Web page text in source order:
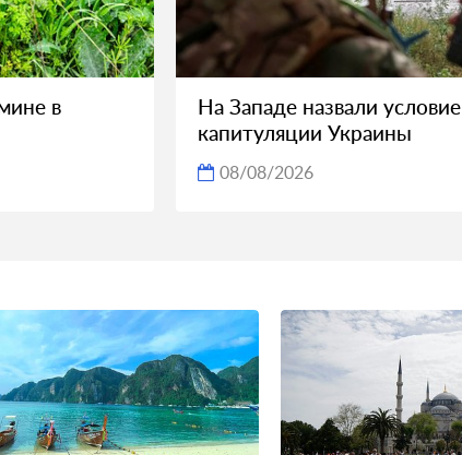
в
На Западе назвали условие
капитуляции Украины
08/08/2026